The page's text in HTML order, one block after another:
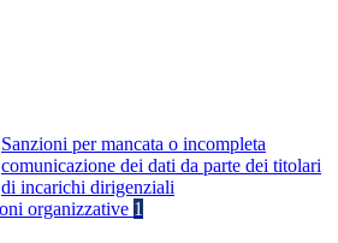
Sanzioni per mancata o incompleta
comunicazione dei dati da parte dei titolari
di incarichi dirigenziali
organizzative 1